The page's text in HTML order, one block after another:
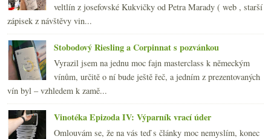
veltlín z josefovské Kukvičky od Petra Marady ( web , starší
zápisek z návštěvy vin...
Stobodový Riesling a Corpinnat s pozvánkou
Vyrazil jsem na jednu moc fajn masterclass k německým
vínům, určitě o ní bude ještě řeč, a jedním z prezentovaných
vín byl – vzhledem k zamě...
Vinotéka Epizoda IV: Výparník vrací úder
Omlouvám se, že na vás teď s články moc nemyslím, konec